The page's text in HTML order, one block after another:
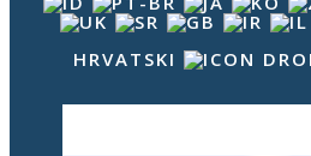
HRVATSKI